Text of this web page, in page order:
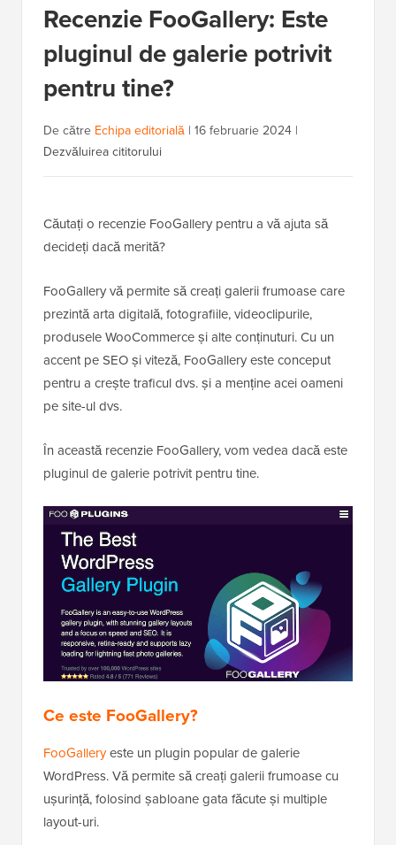
Recenzie FooGallery: Este
pluginul de galerie potrivit
pentru tine?
De către Echipa editorială | 16 februarie 2024 |
Dezvăluirea cititorului
Căutați o recenzie FooGallery pentru a vă ajuta să
decideți dacă merită?
FooGallery vă permite să creați galerii frumoase care
prezintă arta digitală, fotografiile, videoclipurile,
produsele WooCommerce și alte conținuturi. Cu un
accent pe SEO și viteză, FooGallery este conceput
pentru a crește traficul dvs. și a menține acei oameni
pe site-ul dvs.
În această recenzie FooGallery, vom vedea dacă este
pluginul de galerie potrivit pentru tine.
Ce este FooGallery?
FooGalleryeste un plugin popular de galerie
WordPress. Vă permite să creați galerii frumoase cu
ușurință, folosind șabloane gata făcute și multiple
layout-uri.